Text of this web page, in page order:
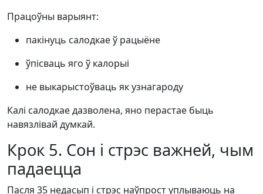
Працоўны варыянт:
пакінуць салодкае ў рацыёне
ўпісваць яго ў калорыі
не выкарыстоўваць як узнагароду
Калі салодкае дазволена, яно перастае быць
навязлівай думкай.
Крок 5. Сон і стрэс важней, чым
падаецца
Пасля 35 недасып і стрэс наўпрост уплываюць на